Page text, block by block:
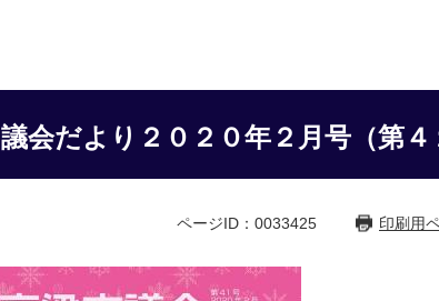
議会だより２０２０年２月号（第４
ページID：0033425 印刷用